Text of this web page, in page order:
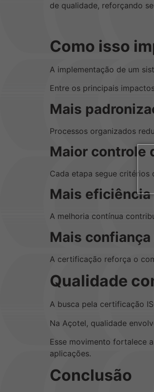
de qualidade, reforçando
Como isso
A implementação de um
Entre os principais
Mais
Processos organizados
Maior controle
Cada etapa segue critérios
Mais
A melhoria contínua
Mais
A certificação reforça o
Qualidade
A busca pela certificação
Na Açotel, qualidade
Esse movimento fortalece
aplicações.
Conclusão